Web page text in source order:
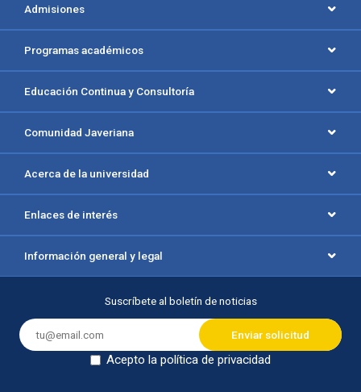
Admisiones
Programas académicos
Educación Continua y Consultoría
Comunidad Javeriana
Acerca de la universidad
Enlaces de interés
Información general y legal
Suscríbete al boletín de noticias
Acepto la política de privacidad